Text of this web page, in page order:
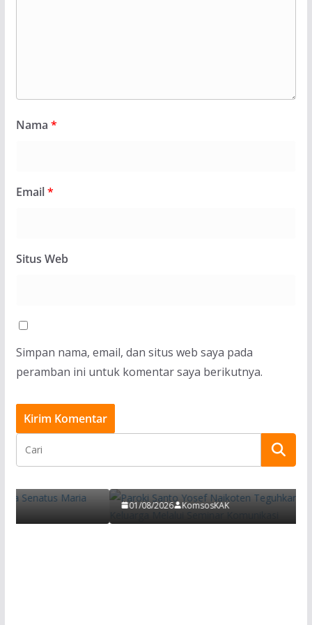
Nama *
Email*
Situs Web
Simpan nama, email, dan situs web saya pada
peramban ini untuk komentar saya berikutnya.
Keharmonisan Keluarga Melalui Seminar
01/08/2026 KomsosKAK